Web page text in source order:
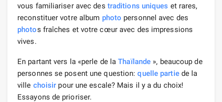
vous familiariser avec des traditions uniques et rares,
reconstituer votre album photo personnel avec des
photos fraîches et votre cœur avec des impressions
vives.
En partant vers la «perle de laThaïlande », beaucoup de
personnes se posent une question:quelle partiede la
ville choisir pour une escale? Mais il y a du choix!
Essayons de prioriser.